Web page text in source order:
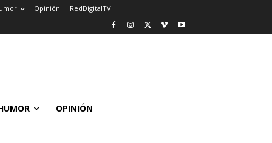
Opinión RedDigitalTV
OPINIÓN